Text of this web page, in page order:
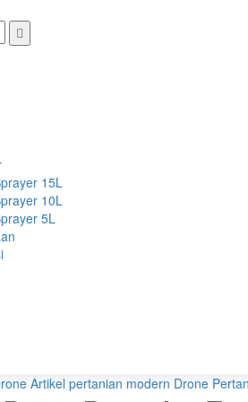
15L
10L
5L
Artikel pertanian modern Drone